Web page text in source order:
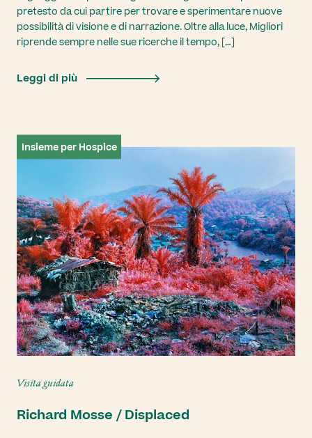
pretesto da cui partire per trovare e sperimentare nuove
possibilità di visione e di narrazione. Oltre alla luce, Migliori
riprende sempre nelle sue ricerche il tempo, […]
Leggi di più
Insieme per Hospice
Visita guidata
Richard Mosse / Displaced